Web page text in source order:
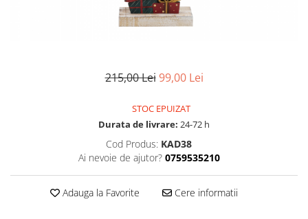
Motoare electrice
Motoare termice
Scule si Unelte Electrice
215,00 Lei 99,00 Lei
STOC EPUIZAT
Durata de livrare: 24-72 h
Cod Produs: KAD38
Ai nevoie de ajutor? 0759535210
Adauga la Favorite Cere informatii